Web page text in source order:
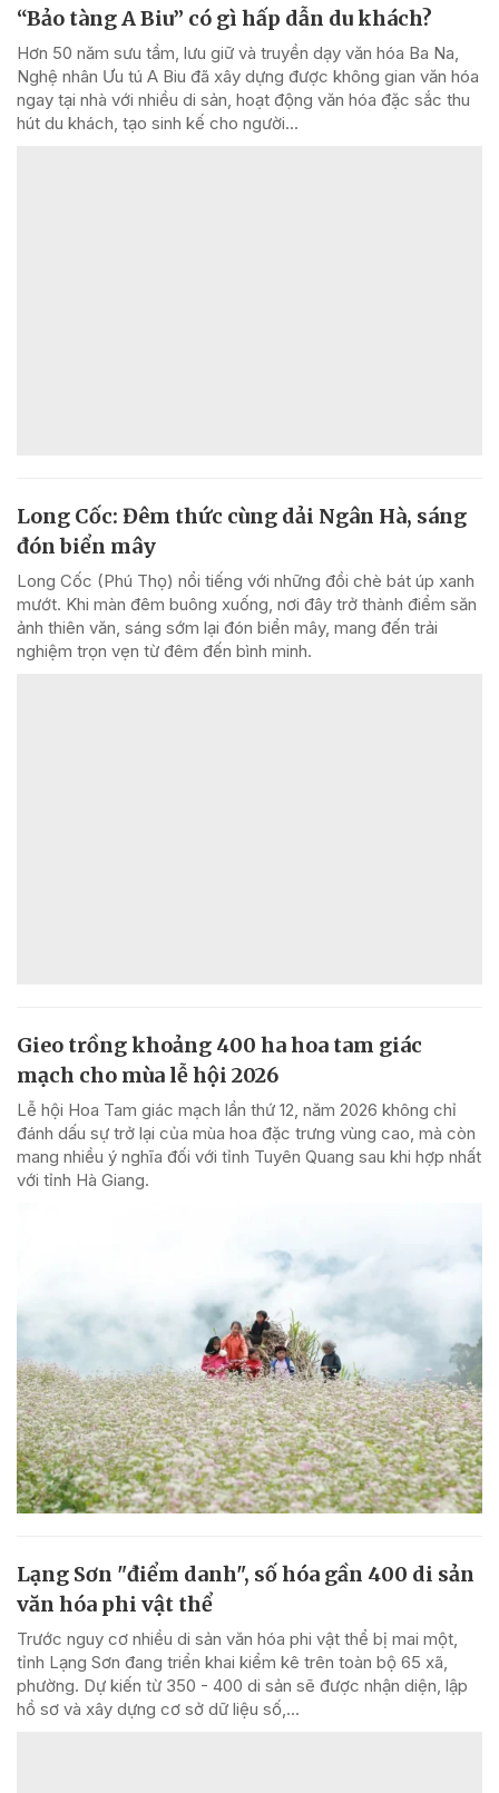
“Bảo tàng A Biu” có gì hấp dẫn du khách?
Hơn 50 năm sưu tầm, lưu giữ và truyền dạy văn hóa Ba Na,
Nghệ nhân Ưu tú A Biu đã xây dựng được không gian văn hóa
ngay tại nhà với nhiều di sản, hoạt động văn hóa đặc sắc thu
hút du khách, tạo sinh kế cho người...
Long Cốc: Đêm thức cùng dải Ngân Hà, sáng
đón biển mây
Long Cốc (Phú Thọ) nổi tiếng với những đồi chè bát úp xanh
mướt. Khi màn đêm buông xuống, nơi đây trở thành điểm săn
ảnh thiên văn, sáng sớm lại đón biển mây, mang đến trải
nghiệm trọn vẹn từ đêm đến bình minh.
Gieo trồng khoảng 400 ha hoa tam giác
mạch cho mùa lễ hội 2026
Lễ hội Hoa Tam giác mạch lần thứ 12, năm 2026 không chỉ
đánh dấu sự trở lại của mùa hoa đặc trưng vùng cao, mà còn
mang nhiều ý nghĩa đối với tỉnh Tuyên Quang sau khi hợp nhất
với tỉnh Hà Giang.
Lạng Sơn "điểm danh", số hóa gần 400 di sản
văn hóa phi vật thể
Trước nguy cơ nhiều di sản văn hóa phi vật thể bị mai một,
tỉnh Lạng Sơn đang triển khai kiểm kê trên toàn bộ 65 xã,
phường. Dự kiến từ 350 - 400 di sản sẽ được nhận diện, lập
hồ sơ và xây dựng cơ sở dữ liệu số,...